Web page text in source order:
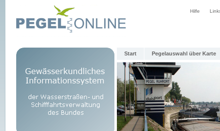
Hilfe
Start Pegelauswahl über Karte